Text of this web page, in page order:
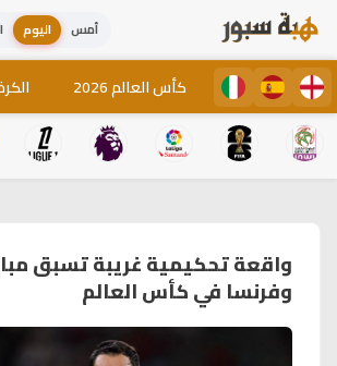
أمس اليوم
كأس العالم 2026
واقعة تحكيمية غريبة تسبق
وفرنسا في كأس العالم